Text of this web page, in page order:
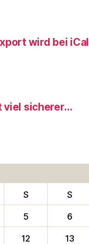
wird bei iCal
viel sicherer…
S S
5 6
12 13